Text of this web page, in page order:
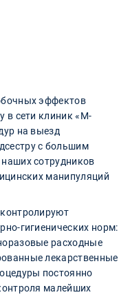
эффектов
в сети клиник «М-
на выезд
с большим
сотрудников
манипуляций
гигиенических норм:
расходные
лекарственные
постоянно
малейших